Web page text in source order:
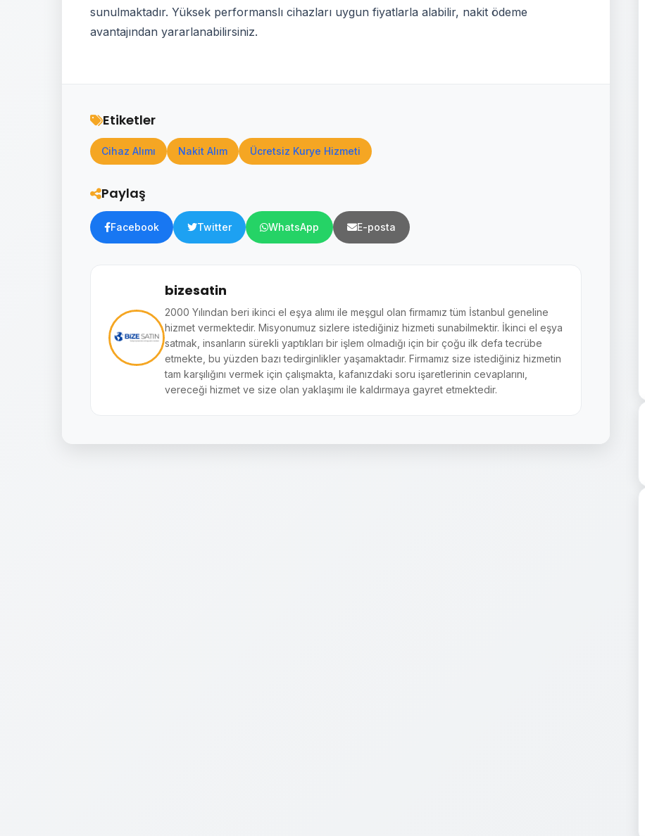
sunulmaktadır. Yüksek performanslı cihazları uygun fiyatlarla alabilir, nakit ödeme
avantajından yararlanabilirsiniz.
Etiketler
Cihaz Alımı Nakit Alım Ücretsiz Kurye Hizmeti
Paylaş
Facebook Twitter WhatsApp E-posta
bizesatin
2000 Yılından beri ikinci el eşya alımı ile meşgul olan firmamız tüm İstanbul geneline
hizmet vermektedir. Misyonumuz sizlere istediğiniz hizmeti sunabilmektir. İkinci el eşya
satmak, insanların sürekli yaptıkları bir işlem olmadığı için bir çoğu ilk defa tecrübe
etmekte, bu yüzden bazı tedirginlikler yaşamaktadır. Firmamız size istediğiniz hizmetin
tam karşılığını vermek için çalışmakta, kafanızdaki soru işaretlerinin cevaplarını,
vereceği hizmet ve size olan yaklaşımı ile kaldırmaya gayret etmektedir.